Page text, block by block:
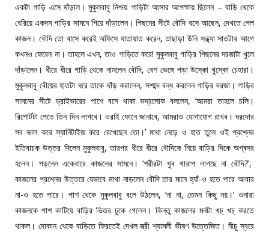
একটা গাড়ি এসে দাঁড়াল। মুকুলবাবু নিশ্চয় গাড়িটা আসার অপেক্ষায় ছিলেন – বাড়ি থেকে
বেরিয়ে একদম গাড়ির সামনে গিয়ে দাঁড়ালেন। পিছনের সীটে বৌদি বসে আছেন, দেখতে পেল
কাজল। বৌদি তো বাসে করেই অফিসে যাতায়াত করেন, তাছাড়া উনি সন্ধ্যা সাতটার আগে
কখনও ফেরেন না। তাহলে এখন, তাও গাড়িতে করে! মুকুলবাবু গাড়ির পিছনের দরজাটা খুলে
দাঁড়ালেন। ধীরে ধীরে গাড়ি থেকে নামলেন বৌদি, বেশ ভেঙ্গে পড়া উস্কো খুস্কো চেহারা।
মুকুলবাবু বৌয়ের হাতটা ধরে তাকে দাঁড় করালেন, সশব্দে বন্ধ করলেন গাড়ির দরজা। গাড়ির
সামনের সীটে ড্রাইভারের পাশে বসে থাকা ভদ্রলোক বললেন, ‘আমরা তাহলে চলি।
রিপোর্টটা পেতে তিন দিন লাগবে। ওরাই ফোনে জানাবে, আমরাও যোগাযোগ রাখব। ঘরদোর
সব ভাল করে স্যানিটাইজ করে রেখেছেন তো।’ মাথা নেড়ে ও হাত তুলে ওই প্রশ্নের
ইতিবাচক উত্তর দিলেন মুকুলবাবু, তারপর ধীরে ধীরে বৌদিকে নিয়ে বাড়ির দিকে অগ্ৰসর
হলেন। পড়লেন একেবারে কাজলের সামনে। ‘শরীরটা খুব খারাপ লাগছে না বৌদি?’,
কাজলের প্রশ্নের উত্তরে যেভাবে মাথা নাড়লেন বৌদি তার মানে হ্যাঁ-ও হতে পারে আবার
না-ও হতে পারে। পাশ থেকে মুকুলবাবু বলে উঠলেন, ‘না না, তেমন কিছু নয়।’ ওনারা
কাজলকে পাশ কাটিয়ে বাড়ির ভিতর ঢুকে গেলেন। কিন্তু কাজলের মনটা খচ্ খচ্ করতে
থাকল। দোকান থেকে বাড়িতে ফিরতেই দেখল স্ত্রী শ্যামলী ভীষণ উত্তেজিত। নীচু স্বরে